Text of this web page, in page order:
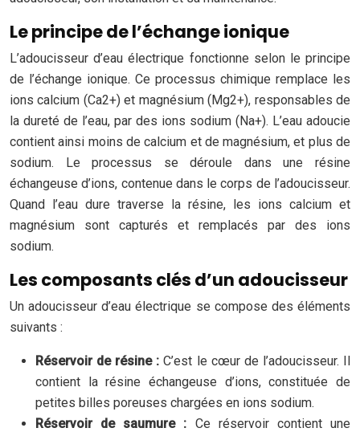
Le principe de l’échange ionique
L’adoucisseur d’eau électrique fonctionne selon le principe
de l’échange ionique. Ce processus chimique remplace les
ions calcium (Ca2+) et magnésium (Mg2+), responsables de
la dureté de l’eau, par des ions sodium (Na+). L’eau adoucie
contient ainsi moins de calcium et de magnésium, et plus de
sodium. Le processus se déroule dans une résine
échangeuse d’ions, contenue dans le corps de l’adoucisseur.
Quand l’eau dure traverse la résine, les ions calcium et
magnésium sont capturés et remplacés par des ions
sodium.
Les composants clés d’un adoucisseur
Un adoucisseur d’eau électrique se compose des éléments
suivants :
Réservoir de résine :C’est le cœur de l’adoucisseur. Il
contient la résine échangeuse d’ions, constituée de
petites billes poreuses chargées en ions sodium.
Réservoir de saumure : Ce réservoir contient une